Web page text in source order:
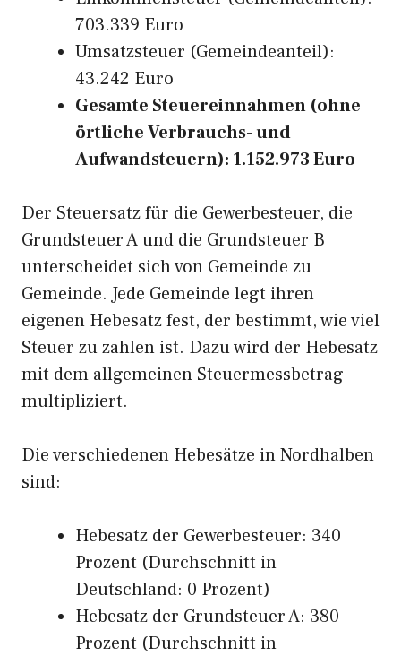
703.339 Euro
Umsatzsteuer (Gemeindeanteil):
43.242 Euro
Gesamte Steuereinnahmen (ohne
örtliche Verbrauchs- und
Aufwandsteuern): 1.152.973 Euro
Der Steuersatz für die Gewerbesteuer, die
Grundsteuer A und die Grundsteuer B
unterscheidet sich von Gemeinde zu
Gemeinde. Jede Gemeinde legt ihren
eigenen Hebesatz fest, der bestimmt, wie viel
Steuer zu zahlen ist. Dazu wird der Hebesatz
mit dem allgemeinen Steuermessbetrag
multipliziert.
Die verschiedenen Hebesätze in Nordhalben
sind:
Hebesatz der Gewerbesteuer: 340
Prozent (Durchschnitt in
Deutschland: 0 Prozent)
Hebesatz der Grundsteuer A: 380
Prozent (Durchschnitt in